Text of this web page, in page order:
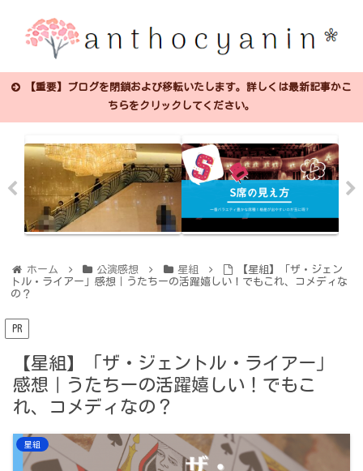
【重要】ブログを閉鎖および移転いたします。詳しくは最新記事かこ
ちらをクリックしてください。
ホーム 公演感想 星組
【星組】「ザ・ジェン
トル・ライアー」感想｜うたちーの活躍嬉しい！でもこれ、コメディな
の？
PR
【星組】「ザ・ジェントル・ライアー」
感想｜うたちーの活躍嬉しい！でもこ
れ、コメディなの？
星組